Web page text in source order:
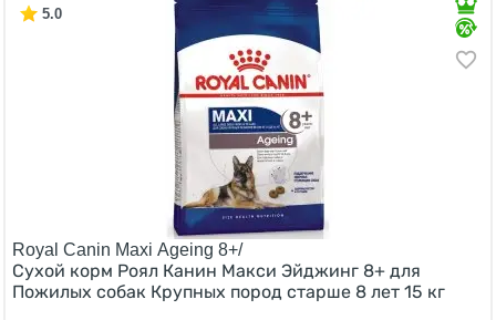
5.0
Royal Canin Maxi Ageing 8+/
Сухой корм Роял Канин Макси Эйджинг 8+ для
Пожилых собак Крупных пород старше 8 лет 15 кг